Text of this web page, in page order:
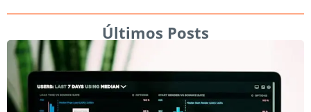
Últimos Posts